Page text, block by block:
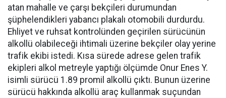
atan mahalle ve çarşı bekçileri durumundan
şüphelendikleri yabancı plakalı otomobili durdurdu.
Ehliyet ve ruhsat kontrolünden geçirilen sürücünün
alkollü olabileceği ihtimali üzerine bekçiler olay yerine
trafik ekibi istedi. Kısa sürede adrese gelen trafik
ekipleri alkol metreyle yaptığı ölçümde Onur Enes Y.
isimli sürücü 1.89 promil alkollü çıktı. Bunun üzerine
sürücü hakkında alkollü araç kullanmak suçundan